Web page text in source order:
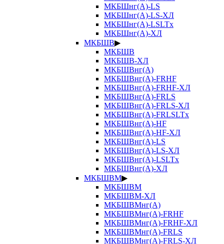
МКБШнг(А)-LS
МКБШнг(А)-LS-ХЛ
МКБШнг(А)-LSLTx
МКБШнг(А)-ХЛ
МКБШВ▶
МКБШВ
МКБШВ-ХЛ
МКБШВнг(А)
МКБШВнг(А)-FRHF
МКБШВнг(А)-FRHF-ХЛ
МКБШВнг(А)-FRLS
МКБШВнг(А)-FRLS-ХЛ
МКБШВнг(А)-FRLSLTx
МКБШВнг(А)-HF
МКБШВнг(А)-HF-ХЛ
МКБШВнг(А)-LS
МКБШВнг(А)-LS-ХЛ
МКБШВнг(А)-LSLTx
МКБШВнг(А)-ХЛ
МКБШВМ▶
МКБШВМ
МКБШВМ-ХЛ
МКБШВМнг(А)
МКБШВМнг(А)-FRHF
МКБШВМнг(А)-FRHF-ХЛ
МКБШВМнг(А)-FRLS
МКБШВМнг(А)-FRLS-ХЛ